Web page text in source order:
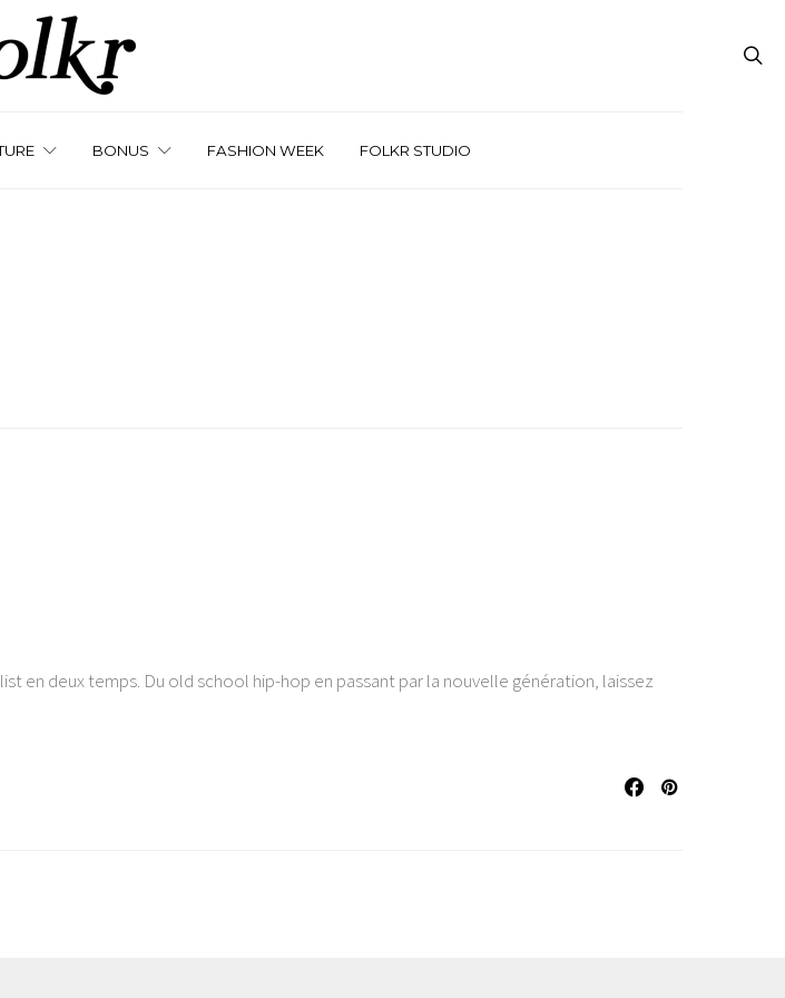
BONUS FASHION WEEK FOLKR STUDIO
en deux temps. Du old school hip-hop en passant par la nouvelle génération, laissez